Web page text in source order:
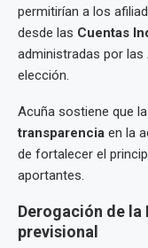
permitirían a los
desde las Cuentas
administradas por las
elección.
Acuña sostiene que
transparencia en la
de fortalecer el
aportantes.
Derogación de
previsional